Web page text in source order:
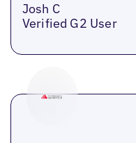
Josh C
Verified G2 User